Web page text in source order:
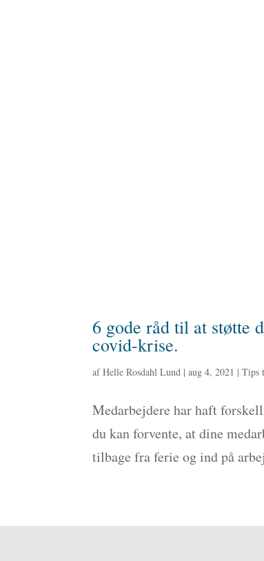
6 gode råd til at støtte
covid-krise.
afHelle Rosdahl Lund |aug 4, 2021 |Tips
Medarbejdere har haft
du kan forvente, at dine
tilbage fra ferie og ind på